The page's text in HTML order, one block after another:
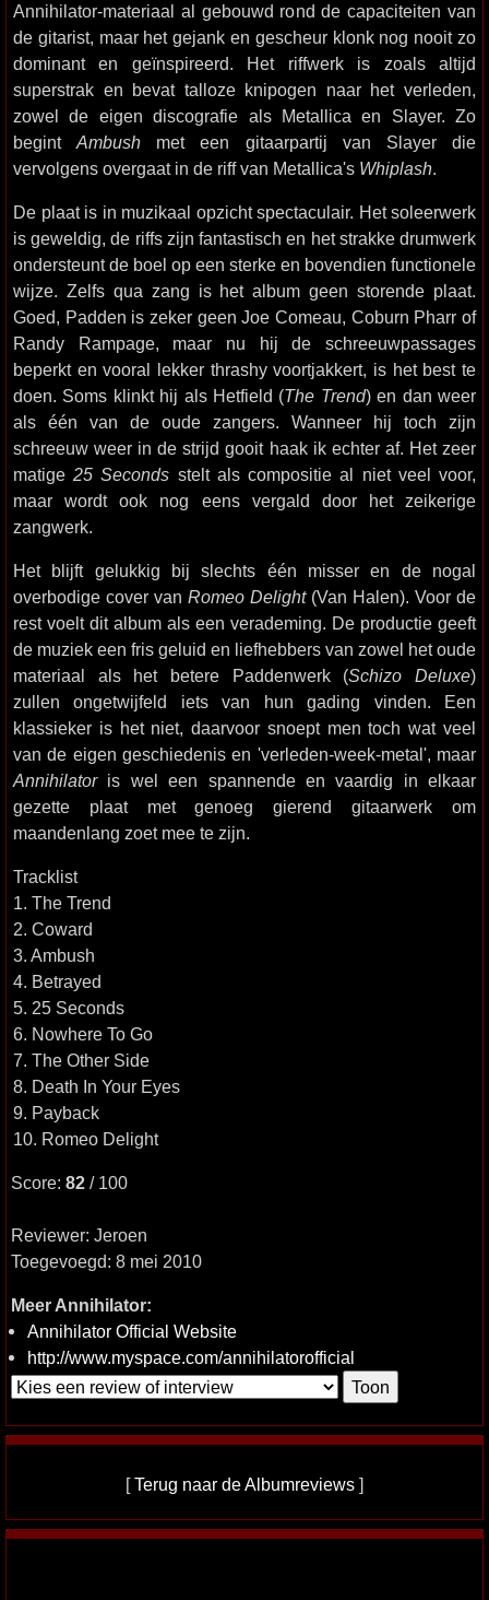
Annihilator-materiaal al gebouwd rond de capaciteiten van
de gitarist, maar het gejank en gescheur klonk nog nooit zo
dominant en geïnspireerd. Het riffwerk is zoals altijd
superstrak en bevat talloze knipogen naar het verleden,
zowel de eigen discografie als Metallica en Slayer. Zo
begintAmbush met een gitaarpartij van Slayer die
vervolgens overgaat in de riff van Metallica's Whiplash.
De plaat is in muzikaal opzicht spectaculair. Het soleerwerk
is geweldig, de riffs zijn fantastisch en het strakke drumwerk
ondersteunt de boel op een sterke en bovendien functionele
wijze. Zelfs qua zang is het album geen storende plaat.
Goed, Padden is zeker geen Joe Comeau, Coburn Pharr of
Randy Rampage, maar nu hij de schreeuwpassages
beperkt en vooral lekker thrashy voortjakkert, is het best te
doen. Soms klinkt hij als Hetfield (The Trend) en dan weer
als één van de oude zangers. Wanneer hij toch zijn
schreeuw weer in de strijd gooit haak ik echter af. Het zeer
matige25 Seconds stelt als compositie al niet veel voor,
maar wordt ook nog eens vergald door het zeikerige
zangwerk.
Het blijft gelukkig bij slechts één misser en de nogal
overbodige cover van Romeo Delight(Van Halen). Voor de
rest voelt dit album als een verademing. De productie geeft
de muziek een fris geluid en liefhebbers van zowel het oude
materiaal als het betere Paddenwerk (Schizo Deluxe)
zullen ongetwijfeld iets van hun gading vinden. Een
klassieker is het niet, daarvoor snoept men toch wat veel
van de eigen geschiedenis en 'verleden-week-metal', maar
Annihilatoris wel een spannende en vaardig in elkaar
gezette plaat met genoeg gierend gitaarwerk om
maandenlang zoet mee te zijn.
Tracklist
1. The Trend
2. Coward
3. Ambush
4. Betrayed
5. 25 Seconds
6. Nowhere To Go
7. The Other Side
8. Death In Your Eyes
9. Payback
10. Romeo Delight
Score: 82 / 100
Reviewer: Jeroen
Toegevoegd: 8 mei 2010
Meer Annihilator:
Annihilator Official Website
http://www.myspace.com/annihilatorofficial
[Terug naar de Albumreviews ]